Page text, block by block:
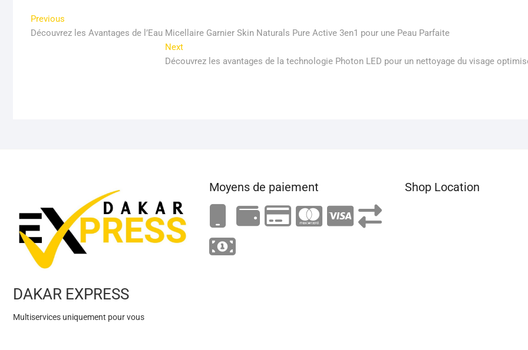
Navigation
de
Previous
post:
Découvrez les Avantages de l’Eau Micellaire Garnier Skin Naturals Pure Active 3en1 pour une Peau Parfaite
NextNext
post:
Découvrez les avantages de la technologie Photon LED pour un nettoyage du visage
DAKAR EXPRESS
Multiservices uniquement pour vous
Moyens de paiement Shop Location